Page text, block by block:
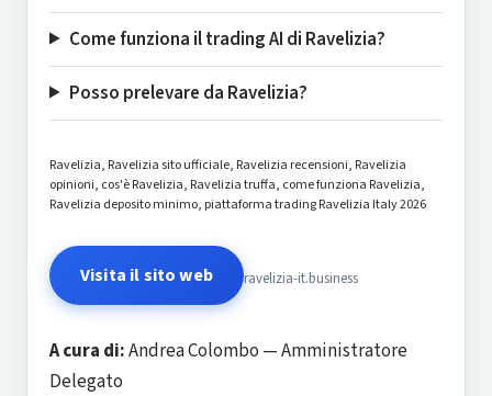
Come funziona il trading AI di Ravelizia?
Posso prelevare da Ravelizia?
Ravelizia, Ravelizia sito ufficiale, Ravelizia recensioni, Ravelizia
opinioni, cos'è Ravelizia, Ravelizia truffa, come funziona Ravelizia,
Ravelizia deposito minimo, piattaforma trading Ravelizia Italy 2026
Visita il sito web ravelizia-it.business
A cura di:Andrea Colombo — Amministratore
Delegato